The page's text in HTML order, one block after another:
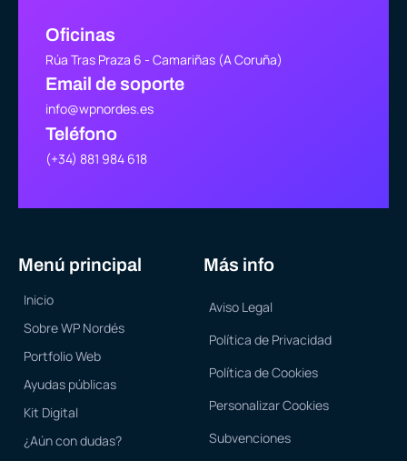
Oficinas
Rúa Tras Praza 6 - Camariñas (A Coruña)
Email de soporte
info@wpnordes.es
Teléfono
(+34) 881 984 618
Menú principal
Inicio
Sobre WP Nordés
Portfolio Web
Ayudas públicas
Kit Digital
¿Aún con dudas?
Más info
Aviso Legal
Política de Privacidad
Política de Cookies
Personalizar Cookies
Subvenciones